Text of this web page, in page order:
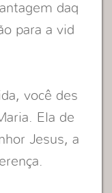
daq
para a vid
você des
Ela de
Jesus, a